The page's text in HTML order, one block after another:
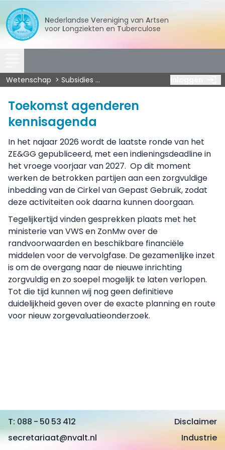
Nederlandse Vereniging van
Artsen
voor Longziekten en Tuberculose
Wetenschap Subsidies
Toekomst agenderen
kennisagenda
In het najaar 2026 wordt de laatste ronde van het
ZE&GG gepubliceerd, met een indieningsdeadline in
het vroege voorjaar van 2027. Op dit moment
werken de betrokken partijen aan een zorgvuldige
inbedding van de Cirkel van Gepast Gebruik, zodat
deze activiteiten ook daarna kunnen doorgaan.
Tegelijkertijd vinden gesprekken plaats met het
ministerie van VWS en ZonMw over de
randvoorwaarden en beschikbare financiële
middelen voor de vervolgfase. De gezamenlijke inzet
is om de overgang naar de nieuwe inrichting
zorgvuldig en zo soepel mogelijk te laten verlopen.
Tot die tijd kunnen wij nog geen definitieve
duidelijkheid geven over de exacte planning en route
voor nieuw zorgevaluatieonderzoek.
088 - 50 53 412
secretariaat@nvalt.nl
Disclaimer
Industrie